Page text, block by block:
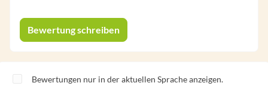
Bewertung schreiben
Bewertungen nur in der aktuellen Sprache anzeigen.